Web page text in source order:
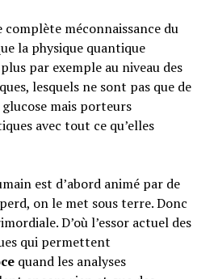
méconnaissance du
la physique quantique
par exemple au niveau des
lesquels ne sont pas que de
mais porteurs
avec tout ce qu’elles
est d’abord animé par de
on le met sous terre. Donc
D’où l’essor actuel des
qui permettent
quand les analyses